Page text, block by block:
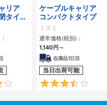
リア
タイ
金具
4.2
ケーブルキャリア
コンパクトタイプ
ミスミ
通常価格(税別)：
1,140 円 ～
在庫品1日目
当日出荷可能